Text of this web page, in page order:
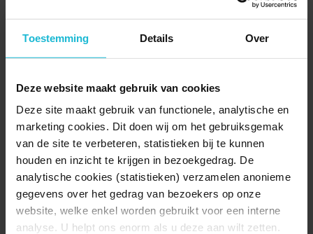
Toestemming Details Over
Deze website maakt gebruik van cookies
Deze site maakt gebruik van functionele, analytische en
marketing cookies. Dit doen wij om het gebruiksgemak
van de site te verbeteren, statistieken bij te kunnen
houden en inzicht te krijgen in bezoekgedrag. De
analytische cookies (statistieken) verzamelen anonieme
gegevens over het gedrag van bezoekers op onze
website, welke enkel worden gebruikt voor een interne
analyse. U helpt ons enorm als u deze aan wilt zetten.